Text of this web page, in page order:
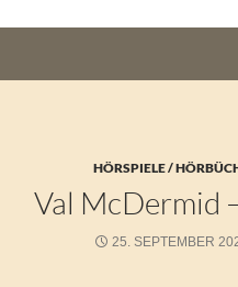
HÖRSPIELE /
Val McDermid
25. SEPTEMBER